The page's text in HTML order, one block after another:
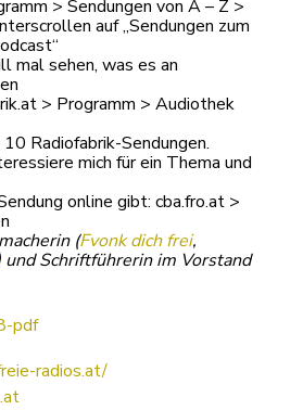
> Sendungen von A – Z >
auf „Sendungen zum
mal sehen, was es an
> Programm > Audiothek
Radiofabrik-Sendungen.
mich für ein Thema und
online gibt: cba.fro.at >
(Fvonk dich frei,
und Schriftführerin im Vorstand
pdf
radios.at/